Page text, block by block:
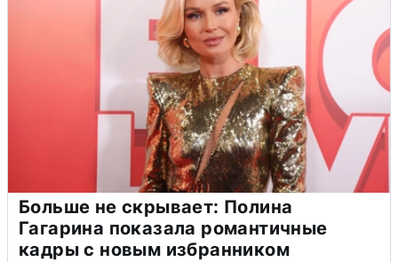
Больше не скрывает: Полина
Гагарина показала романтичные
кадры с новым избранником